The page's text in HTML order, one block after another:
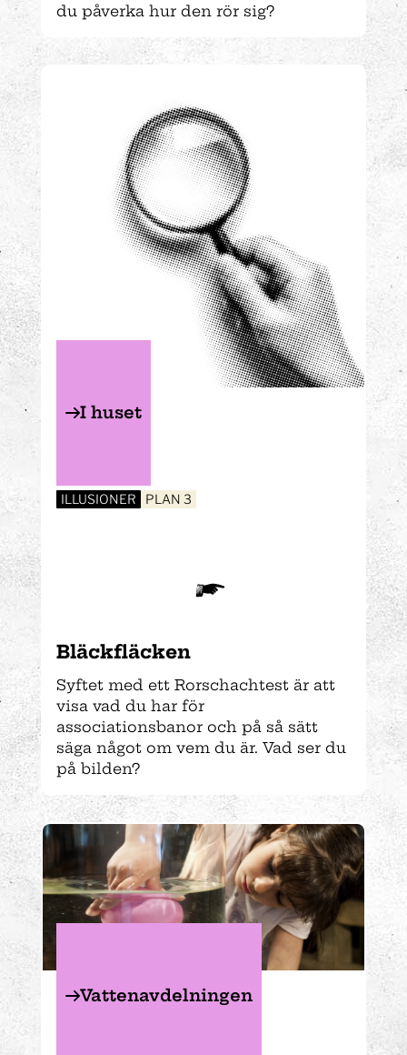
du påverka hur den rör sig?
Bläckfläcken
I huset
ILLUSIONER PLAN 3
Syftet med ett Rorschachtest är att
visa vad du har för
associationsbanor och på så sätt
säga något om vem du är. Vad ser du
på bilden?
Vattenavdelningen